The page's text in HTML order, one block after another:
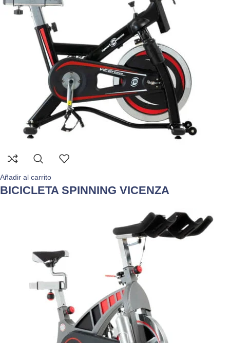
Añadir al carrito
BICICLETA SPINNING VICENZA